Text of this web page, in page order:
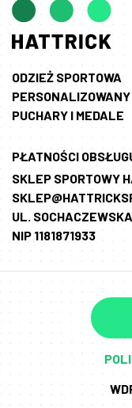
ODZIEŻ SPORTOWA
PUCHARY I MEDALE
PŁATNOŚCI
SKLEP SPORTOWY
UL.
NIP 1181871933